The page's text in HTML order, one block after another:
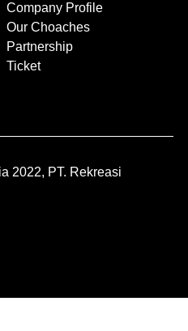
Company Profile
Our Choaches
Partnership
Ticket
2022, PT. Rekreasi